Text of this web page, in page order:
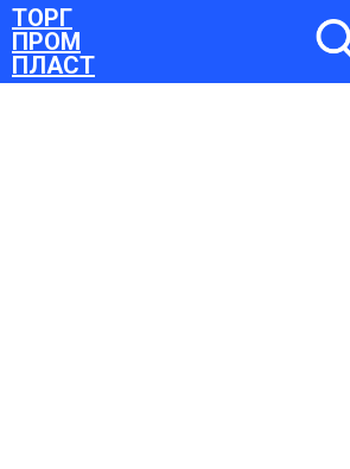
ТОРГ
ПРОМ
ПЛАСТ